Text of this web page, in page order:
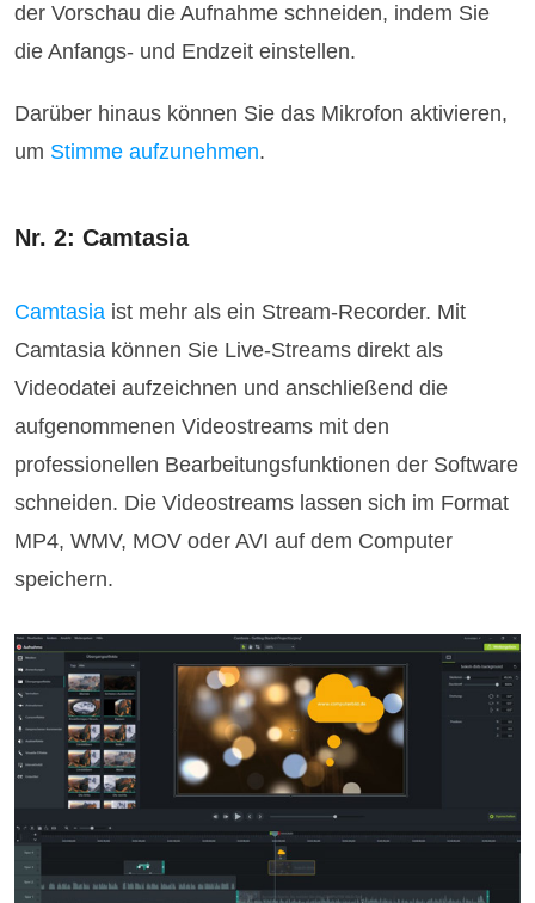
der Vorschau die Aufnahme schneiden, indem Sie
die Anfangs- und Endzeit einstellen.
Darüber hinaus können Sie das Mikrofon aktivieren,
um Stimme aufzunehmen.
Nr. 2: Camtasia
Camtasia ist mehr als ein Stream-Recorder. Mit
Camtasia können Sie Live-Streams direkt als
Videodatei aufzeichnen und anschließend die
aufgenommenen Videostreams mit den
professionellen Bearbeitungsfunktionen der Software
schneiden. Die Videostreams lassen sich im Format
MP4, WMV, MOV oder AVI auf dem Computer
speichern.